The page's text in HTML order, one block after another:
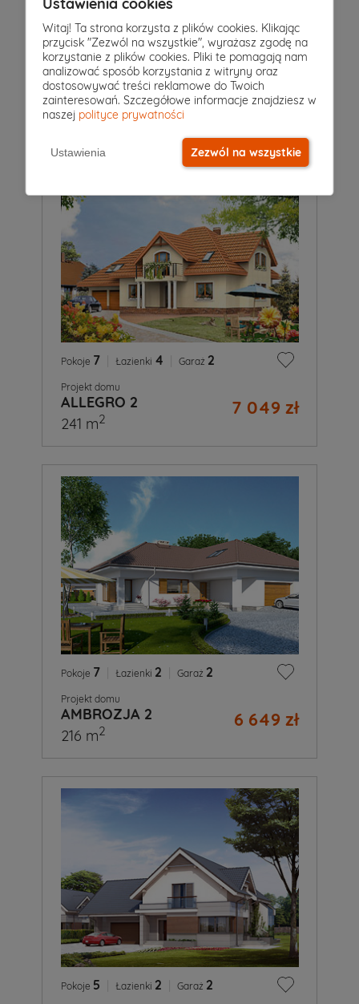
Pokoje7 | Łazienki4 | Garaż 2
Projekt domu
ARIEL 7 6 149 zł
221 m2
Pokoje 7 Łazienki 4 Garaż 2
Projekt domu
ALLEGRO 2 7 049 zł
241 m2
Pokoje 7 Łazienki 2 Garaż 2
Projekt domu
AMBROZJA 2 6 649 zł
216 m2
Pokoje 5 Łazienki 2 Garaż 2
Witaj! Ta strona korzysta z plików cookies. Klikając
przycisk "Zezwól na wszystkie", wyrażasz zgodę na
korzystanie z plików cookies. Pliki te pomagają nam
analizować sposób korzystania z witryny oraz
dostosowywać treści reklamowe do Twoich
zainteresowań. Szczegółowe informacje znajdziesz w
naszej polityce prywatności
Ustawienia Zezwól na wszystkie